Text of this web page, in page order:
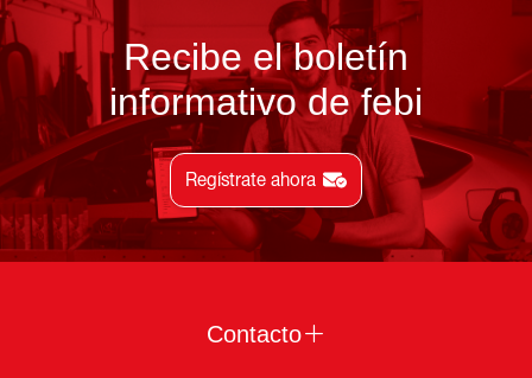
Recibe el boletín
informativo de febi
Regístrate ahora
Contacto